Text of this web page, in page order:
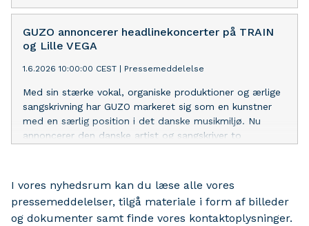
GUZO annoncerer headlinekoncerter på TRAIN
og Lille VEGA
1.6.2026 10:00:00 CEST Pressemeddelelse
Med sin stærke vokal, organiske produktioner og ærlige
sangskrivning har GUZO markeret sig som en kunstner
med en særlig position i det danske musikmiljø. Nu
annoncerer den danske artist og sangskriver to
I vores nyhedsrum kan du læse alle vores
pressemeddelelser, tilgå materiale i form af billeder
og dokumenter samt finde vores kontaktoplysninger.